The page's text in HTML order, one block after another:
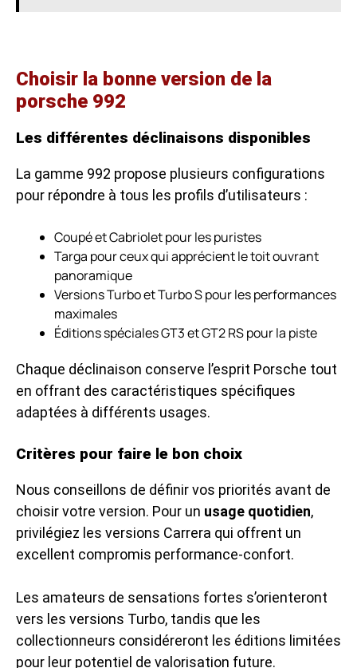
Choisir la bonne version de la
porsche 992
Les différentes déclinaisons disponibles
La gamme 992 propose plusieurs configurations
pour répondre à tous les profils d’utilisateurs :
Coupé et Cabriolet pour les puristes
Targa pour ceux qui apprécient le toit ouvrant
panoramique
Versions Turbo et Turbo S pour les performances
maximales
Éditions spéciales GT3 et GT2 RS pour la piste
Chaque déclinaison conserve l’esprit Porsche tout
en offrant des caractéristiques spécifiques
adaptées à différents usages.
Critères pour faire le bon choix
Nous conseillons de définir vos priorités avant de
choisir votre version. Pour un usage quotidien,
privilégiez les versions Carrera qui offrent un
excellent compromis performance-confort.
Les amateurs de sensations fortes s’orienteront
vers les versions Turbo, tandis que les
collectionneurs considéreront les éditions limitées
pour leur potentiel de valorisation future.